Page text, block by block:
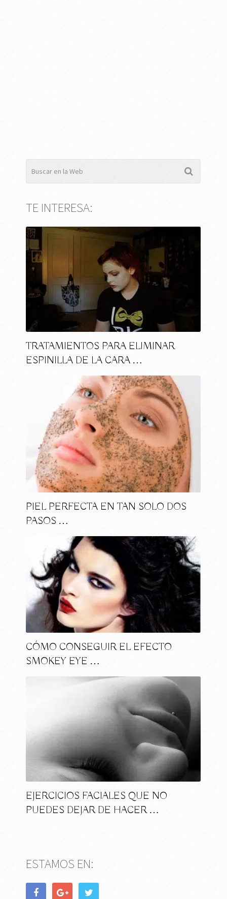
TE INTERESA:
TRATAMIENTOS PARA ELIMINAR
ESPINILLA DE LA CARA …
PIEL PERFECTA EN TAN SOLO DOS
PASOS …
CÓMO CONSEGUIR EL EFECTO
SMOKEY EYE …
EJERCICIOS FACIALES QUE NO
PUEDES DEJAR DE HACER …
ESTAMOS EN: